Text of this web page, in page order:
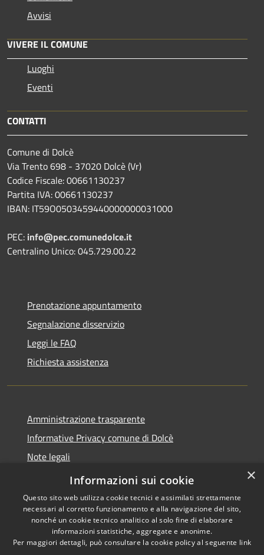
Avvisi
VIVERE IL COMUNE
Luoghi
Eventi
CONTATTI
Comune di Dolcè
Via Trento 698 - 37020 Dolcè (Vr)
Codice Fiscale: 00661130237
Partita IVA: 00661130237
IBAN: IT59O0503459440000000031000
PEC: info@pec.comunedolce.it
Centralino Unico: 045.729.00.22
Prenotazione appuntamento
Segnalazione disservizio
Leggi le FAQ
Richiesta assistenza
Amministrazione trasparente
Informative Privacy comune di Dolcè
Note legali
Dichiarazione di accessibilità
Accessibilità
Copyright © 2026 • Comune di
Dolcè • Powered by
×
Informazioni sui cookie
Questo sito web utilizza cookie tecnici e assimilati strettamente
necessari al corretto funzionamento e alla navigazione del sito,
nonché un cookie tecnico analitico al solo fine di elaborare
informazioni statistiche, aggregate e anonime.
Per maggiori dettagli, può consultare la cookie policy al seguente link